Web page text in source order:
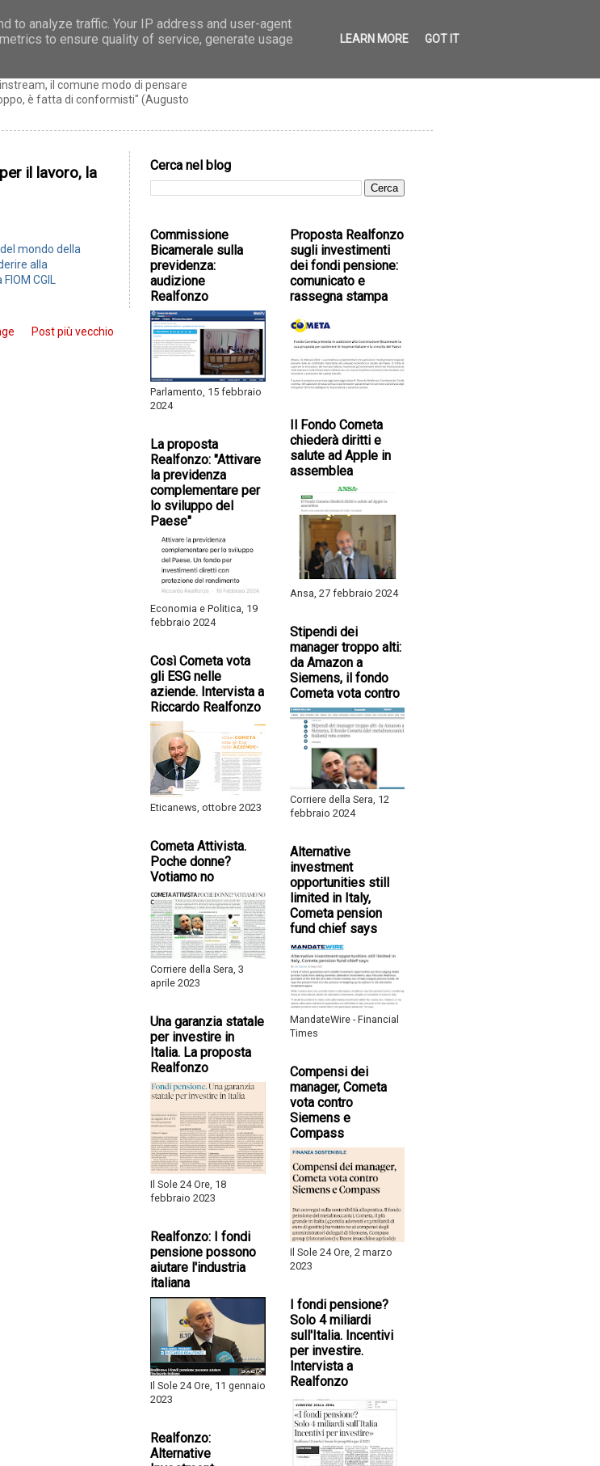
il comune modo di pensare
è fatta di conformisti" (Augusto
il lavoro, la
del mondo della
alla
CGIL
Post più vecchio
Cerca nel blog
Commissione
Bicamerale sulla
previdenza:
audizione
Realfonzo
Parlamento, 15 febbraio
2024
La proposta
Realfonzo: "Attivare
la previdenza
complementare per
lo sviluppo del
Paese"
Economia e Politica, 19
febbraio 2024
Così Cometa vota
gli ESG nelle
aziende. Intervista a
Riccardo Realfonzo
Eticanews, ottobre 2023
Cometa Attivista.
Poche donne?
Votiamo no
Corriere della Sera, 3
aprile 2023
Una garanzia statale
per investire in
Italia. La proposta
Realfonzo
Il Sole 24 Ore, 18
febbraio 2023
Realfonzo: I fondi
pensione possono
aiutare l'industria
italiana
Il Sole 24 Ore, 11 gennaio
2023
Realfonzo:
Alternative
Proposta Realfonzo
sugli investimenti
dei fondi pensione:
comunicato e
rassegna stampa
Il Fondo Cometa
chiederà diritti e
salute ad Apple in
assemblea
Ansa, 27 febbraio 2024
Stipendi dei
manager troppo alti:
da Amazon a
Siemens, il fondo
Cometa vota contro
Corriere della Sera, 12
febbraio 2024
Alternative
investment
opportunities still
limited in Italy,
Cometa pension
fund chief says
MandateWire - Financial
Times
Compensi dei
manager, Cometa
vota contro
Siemens e
Compass
Il Sole 24 Ore, 2 marzo
2023
I fondi pensione?
Solo 4 miliardi
sull'Italia. Incentivi
per investire.
Intervista a
Realfonzo
analyze traffic. Your IP address and user-agent
to ensure quality of service, generate usage
LEARN MORE GOT IT